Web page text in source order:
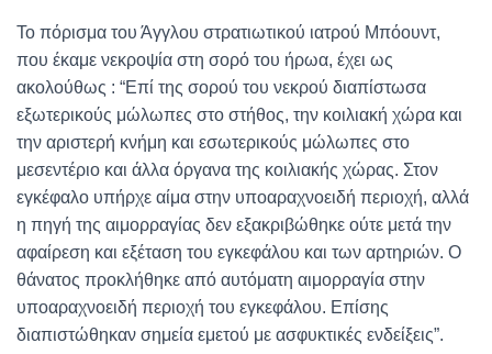
Το πόρισμα του Άγγλου στρατιωτικού ιατρού Μπόουντ,
που έκαμε νεκροψία στη σορό του ήρωα, έχει ως
ακολούθως : “Επί της σορού του νεκρού διαπίστωσα
εξωτερικούς μώλωπες στο στήθος, την κοιλιακή χώρα και
την αριστερή κνήμη και εσωτερικούς μώλωπες στο
μεσεντέριο και άλλα όργανα της κοιλιακής χώρας. Στον
εγκέφαλο υπήρχε αίμα στην υποαραχνοειδή περιοχή, αλλά
η πηγή της αιμορραγίας δεν εξακριβώθηκε ούτε μετά την
αφαίρεση και εξέταση του εγκεφάλου και των αρτηριών. Ο
θάνατος προκλήθηκε από αυτόματη αιμορραγία στην
υποαραχνοειδή περιοχή του εγκεφάλου. Επίσης
διαπιστώθηκαν σημεία εμετού με ασφυκτικές ενδείξεις”.